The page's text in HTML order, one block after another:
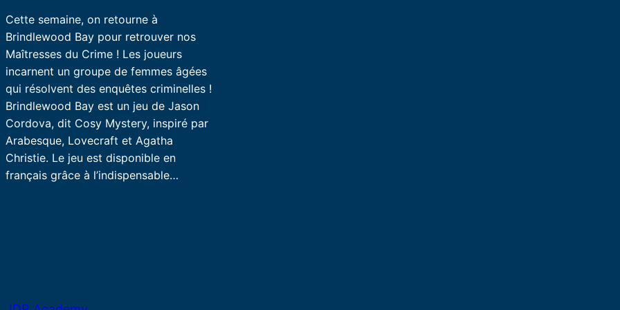
Cette semaine, on retourne à
Brindlewood Bay pour retrouver nos
Maîtresses du Crime ! Les joueurs
incarnent un groupe de femmes âgées
qui résolvent des enquêtes criminelles !
Brindlewood Bay est un jeu de Jason
Cordova, dit Cosy Mystery, inspiré par
Arabesque, Lovecraft et Agatha
Christie. Le jeu est disponible en
français grâce à l’indispensable…